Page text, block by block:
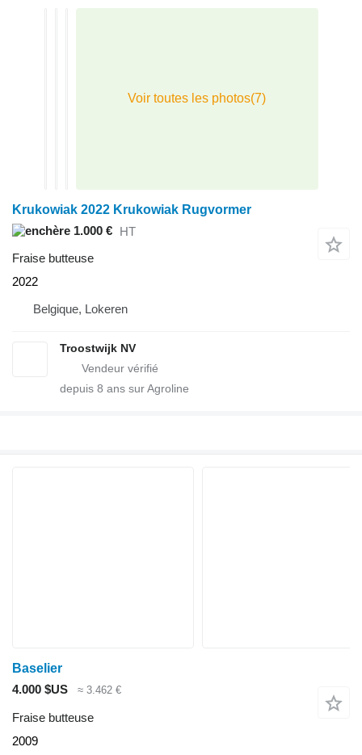
Krukowiak 2022 Krukowiak Rugvormer
1.000 € HT
Fraise butteuse
2022
Belgique, Lokeren
Troostwijk NV
depuis 8 ans sur Agroline
Baselier
4.000 $US
≈ 3.462 €
Fraise butteuse
2009